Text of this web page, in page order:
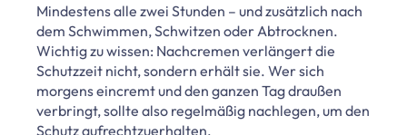
Mindestens alle zwei Stunden – und zusätzlich nach
dem Schwimmen, Schwitzen oder Abtrocknen.
Wichtig zu wissen: Nachcremen verlängert die
Schutzzeit nicht, sondern erhält sie. Wer sich
morgens eincremt und den ganzen Tag draußen
verbringt, sollte also regelmäßig nachlegen, um den
Schutz aufrechtzuerhalten.